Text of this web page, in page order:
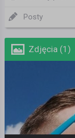
Posty
Zdjęcia (1)